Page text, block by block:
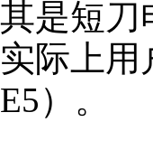
其是短刀
实际上用
E5）。